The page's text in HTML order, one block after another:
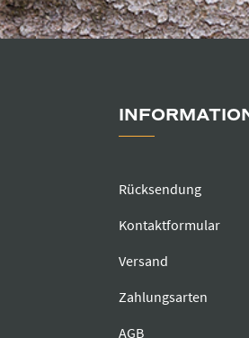
Rücksendung
Kontaktformular
Versand
Zahlungsarten
AGB